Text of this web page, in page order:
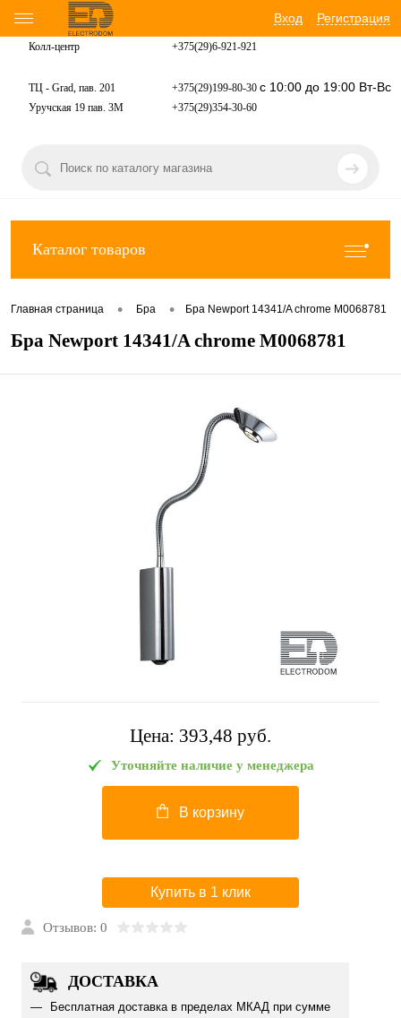
Вход Регистрация
Колл-центр +375(29)6-921-921
ТЦ - Grad, пав. 201 +375(29)199-80-30 с 10:00 до 19:00 Вт-Вс
Уручская 19 пав. 3М +375(29)354-30-60
Каталог товаров
Главная страница • Бра • Бра Newport 14341/A chrome М0068781
Бра Newport 14341/A chrome М0068781
Цена: 393,48 pуб.
Уточняйте наличие у менеджера
В корзину
Купить в 1 клик
Отзывов: 0
ДОСТАВКА
Бесплатная доставка в пределах МКАД при сумме